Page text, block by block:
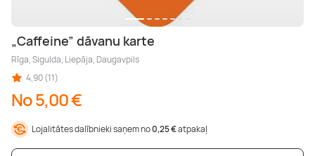
„Caffeine” dāvanu karte
Rīga, Sigulda, Liepāja, Daugavpils
4,90 (11)
No 5,00 €
Lojalitātes dalībnieki saņem no0,25 €atpakaļ